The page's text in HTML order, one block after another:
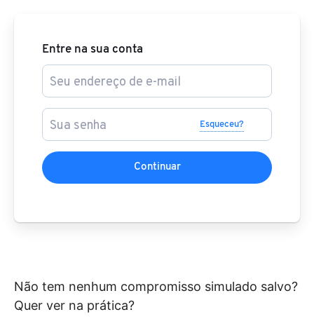
Entre na sua conta
Esqueceu?
Continuar
Não tem nenhum compromisso simulado salvo?
Quer ver na prática?